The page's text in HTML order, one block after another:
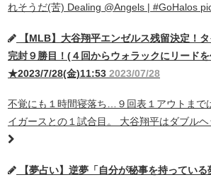
れそうだ(苦) Dealing @Angels | #GoHalos
【MLB】大谷翔平エンゼルス残留決定！
完封９勝目！(４回からウォラックにリード
★2023/7/28(金)11:53 2023/07/28
不覚にも１時間寝落ち…９回表１アウトまで
イガースとの１試合目。 大谷翔平はダブル
【夢占い】逆夢「自分が秘事を持ってい